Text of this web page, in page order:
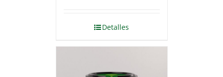
Detalles